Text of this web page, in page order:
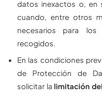
datos inexactos o, en
cuando, entre otros
necesarios para
recogidos.
En las condiciones
de Protección de
solicitar la limitación